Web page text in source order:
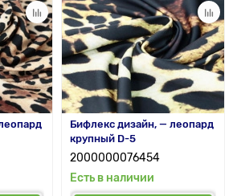
Бифлекс дизайн, — леопард
крупный D-5
2000000076454
Есть в наличии